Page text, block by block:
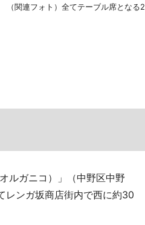
関連フォト）全てテーブル席となる2
ルガニコ）」（中野区中野
ンガ坂商店街内で西に約30